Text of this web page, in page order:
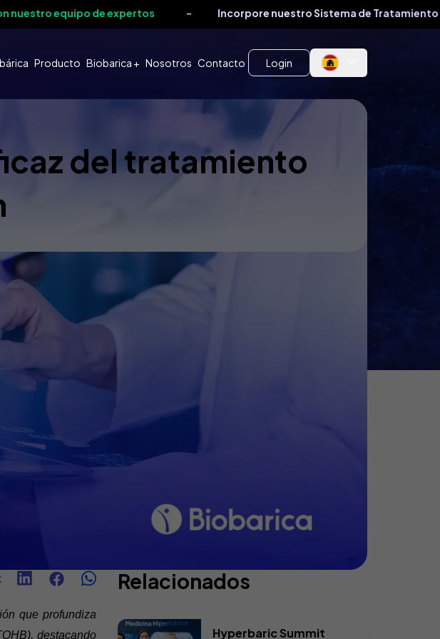
equipo de expertos - Incorpore nuestro Sistema de Tratamiento a su
Producto Biobarica + Nosotros Contacto Login
del tratamiento
:
que profundiza
destacando
Relacionados
Hyperbaric Summit